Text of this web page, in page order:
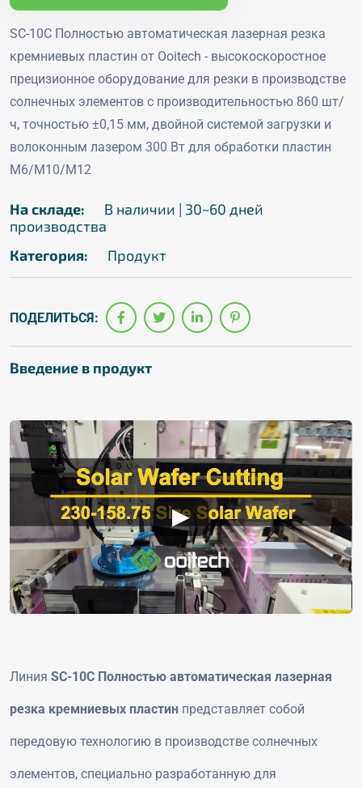
SC-10C Полностью автоматическая лазерная резка
кремниевых пластин от Ooitech - высокоскоростное
прецизионное оборудование для резки в производстве
солнечных элементов с производительностью 860 шт/
ч, точностью ±0,15 мм, двойной системой загрузки и
волоконным лазером 300 Вт для обработки пластин
M6/M10/M12
На складе:
В наличии | 30~60 дней
производства
Категория:
Продукт
ПОДЕЛИТЬСЯ:
Введение в продукт
▶
Линия SC-10C Полностью автоматическая лазерная
резка кремниевых пластин представляет собой
передовую технологию в производстве солнечных
элементов, специально разработанную для